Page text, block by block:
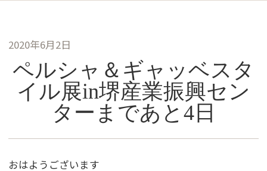
2020年6月2日
ペルシャ＆ギャッベスタ
イル展in堺産業振興セン
ターまであと4日
おはようございます